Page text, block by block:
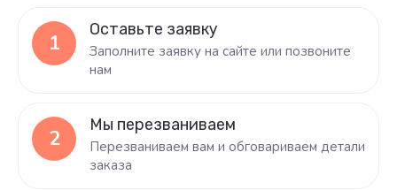
1
Оставьте заявку
Заполните заявку на сайте или позвоните
нам
2
Мы перезваниваем
Перезваниваем вам и обговариваем детали
заказа